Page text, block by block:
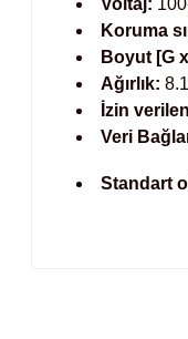
Voltaj:
Koruma
Boyut [G
Ağırlık:
İzin
Veri
Standart